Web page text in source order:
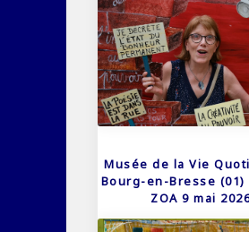
Musée de la Vie
Bourg-en-Bresse (01)
ZOA 9 mai